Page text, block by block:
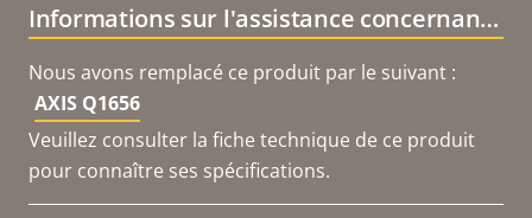
Informations sur l'assistance concernant le produit
Nous avons remplacé ce produit par le suivant :
AXIS Q1656
Veuillez consulter la fiche technique de ce produit
pour connaître ses spécifications.